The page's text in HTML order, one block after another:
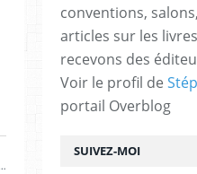
…
SUIVEZ-MOI
conventions,
articles sur les
recevons des
Voir le profil de
portail Overblog